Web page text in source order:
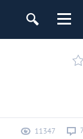
11347